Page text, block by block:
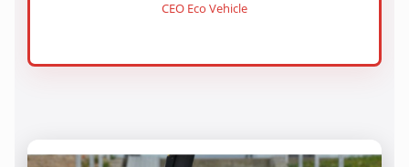
CEO Eco Vehicle